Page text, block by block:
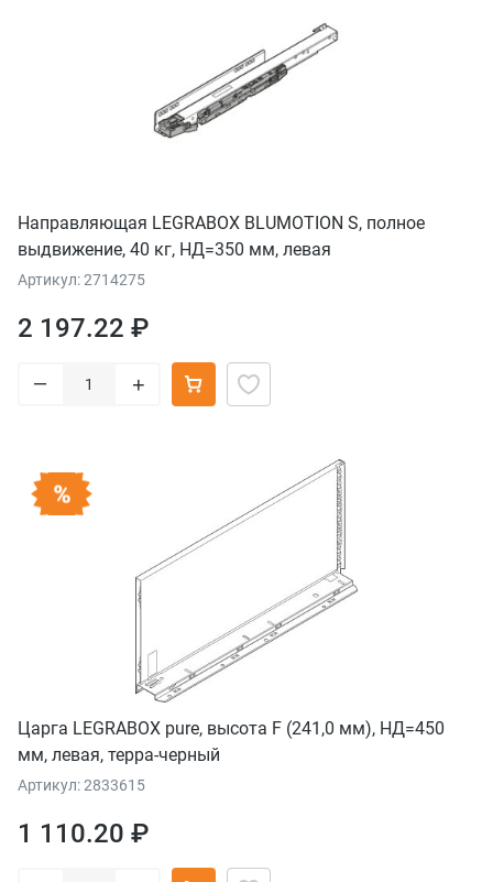
Направляющая LEGRABOX BLUMOTION S, полное
выдвижение, 40 кг, НД=350 мм, левая
Артикул: 2714275
2 197.22 ₽
– +
Царга LEGRABOX pure, высота F (241,0 мм), НД=450
мм, левая, терра-черный
Артикул: 2833615
1 110.20 ₽